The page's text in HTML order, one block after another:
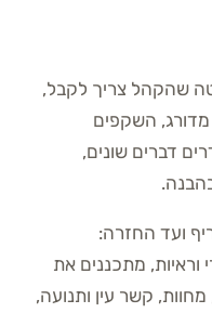
שהקהל צריך לקבל,
השקפים
דברים שונים,
ועד החזרה:
וראיות, מתכננים את
קשר עין ותנועה,